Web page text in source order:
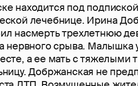
находится под
лечебнице. Ирина
насмерть трехлетнюю
нервного срыва. Малышка
а ее мать с тяжелыми
Добржанская не